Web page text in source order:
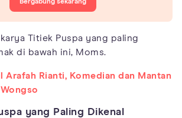
Bergabung sekarang
karya Titiek Puspa yang paling
di bawah ini, Moms.
Arafah Rianti, Komedian dan Mantan
yang Paling Dikenal